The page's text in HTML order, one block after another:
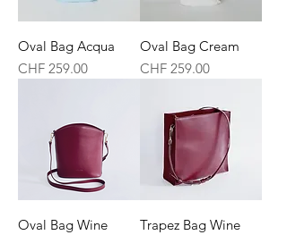
Oval Bag Acqua
Preis
CHF 259.00
Oval Bag Cream
Preis
CHF 259.00
Oval Bag Wine
Trapez Bag Wine